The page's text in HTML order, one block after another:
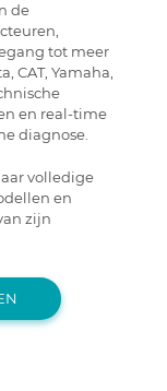
de
tot meer
CAT, Yamaha,
en real-time
diagnose.
volledige
en
zijn